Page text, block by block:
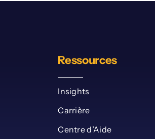
Ressources
Insights
Carrière
Centre d’Aide